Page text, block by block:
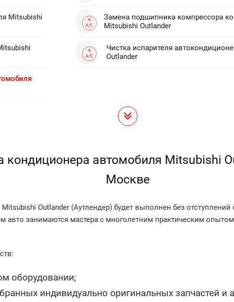
Mitsubishi
Замена подшипника компрессора
Mitsubishi Outlander
Чистка испарителя
Outlander
кондиционера автомобиля Mitsubishi
Москве
Outlander (Аутлендер) будет выполнен без
авто занимаются мастера с многолетним практическим
оборудовании;
индивидуально оригинальных запчастей и